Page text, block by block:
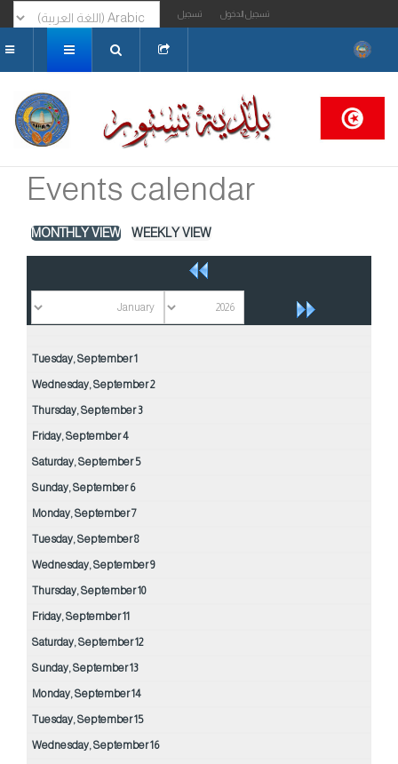
تسجيل الدخول تسجيل
البحث...
Events calendar
MONTHLY VIEW WEEKLY VIEW
Tuesday,September1
Wednesday,September2
Thursday,September3
Friday,September4
Saturday,September5
Sunday,September6
Monday,September7
Tuesday,September8
Wednesday,September9
Thursday,September10
Friday,September11
Saturday,September12
Sunday,September13
Monday,September14
Tuesday,September15
Wednesday,September16